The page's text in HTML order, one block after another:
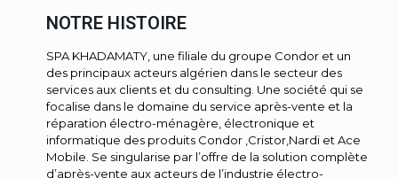
NOTRE HISTOIRE
SPA KHADAMATY, une filiale du groupe Condor et un
des principaux acteurs algérien dans le secteur des
services aux clients et du consulting. Une société qui se
focalise dans le domaine du service après-vente et la
réparation électro-ménagère, électronique et
informatique des produits Condor ,Cristor,Nardi et Ace
Mobile. Se singularise par l’offre de la solution complète
d’après-vente aux acteurs de l’industrie électro-